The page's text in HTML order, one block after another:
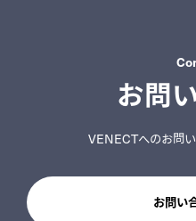
お問
VENECTへのお問
お問い